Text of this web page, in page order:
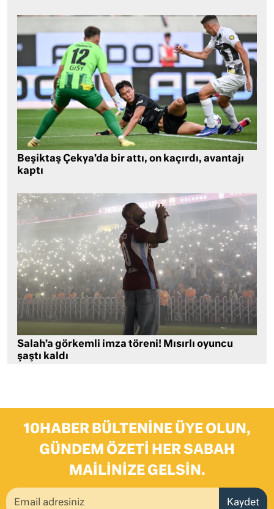
Beşiktaş Çekya’da bir attı, on kaçırdı, avantajı
kaptı
Salah’a görkemli imza töreni! Mısırlı oyuncu
şaştı kaldı
10HABER BÜLTENINE ÜYE OLUN,
GÜNDEM ÖZETI HER SABAH
MAILINIZE GELSIN.
Kaydet